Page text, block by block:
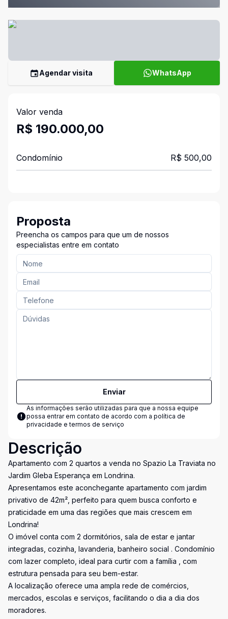
Agendar visita WhatsApp
Valor venda
R$ 190.000,00
Condomínio R$ 500,00
Proposta
Preencha os campos para que um de nossos
especialistas entre em contato
Enviar
As informações serão utilizadas para que a nossa equipe
possa entrar em contato de acordo com a política de
privacidade e termos de serviço
Descrição
Apartamento com 2 quartos a venda no Spazio La Traviata no
Jardim Gleba Esperança em Londrina.
Apresentamos este aconchegante apartamento com jardim
privativo de 42m², perfeito para quem busca conforto e
praticidade em uma das regiões que mais crescem em
Londrina!
O imóvel conta com 2 dormitórios, sala de estar e jantar
integradas, cozinha, lavanderia, banheiro social . Condomínio
com lazer completo, ideal para curtir com a família , com
estrutura pensada para seu bem-estar.
A localização oferece uma ampla rede de comércios,
mercados, escolas e serviços, facilitando o dia a dia dos
moradores.